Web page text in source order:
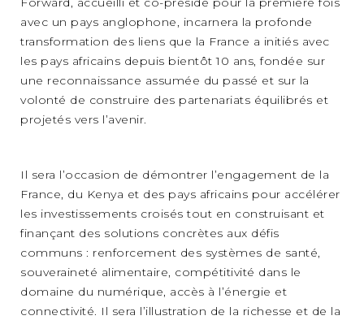
avec un pays anglophone, incarnera la profonde
transformation des liens que la France a initiés avec
les pays africains depuis bientôt 10 ans, fondée sur
une reconnaissance assumée du passé et sur la
volonté de construire des partenariats équilibrés et
projetés vers l’avenir.
Il sera l’occasion de démontrer l’engagement de la
France, du Kenya et des pays africains pour accélérer
les investissements croisés tout en construisant et
finançant des solutions concrètes aux défis
communs : renforcement des systèmes de santé,
souveraineté alimentaire, compétitivité dans le
domaine du numérique, accès à l’énergie et
connectivité. Il sera l’illustration de la richesse et de la